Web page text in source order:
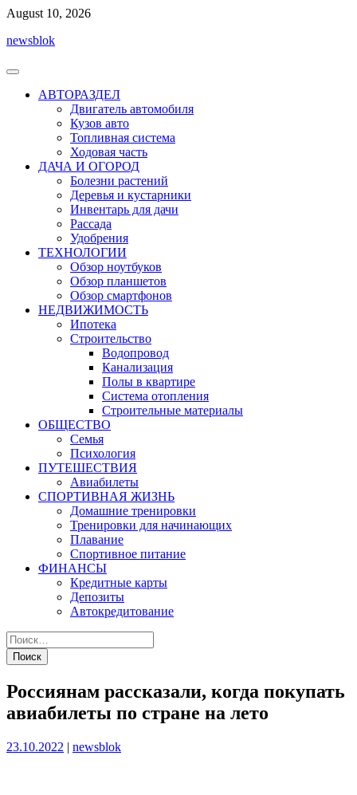
Перейти
содержимому
August 10, 2026
newsblok
АВТОРАЗДЕЛ
Двигатель автомобиля
Кузов авто
Топливная система
Ходовая часть
ДАЧА И ОГОРОД
Болезни растений
Деревья и кустарники
Инвентарь для дачи
Рассада
Удобрения
ТЕХНОЛОГИИ
Обзор ноутбуков
Обзор планшетов
Обзор смартфонов
НЕДВИЖИМОСТЬ
Ипотека
Строительство
Водопровод
Канализация
Полы в квартире
Система отопления
Строительные материалы
ОБЩЕСТВО
Семья
Психология
ПУТЕШЕСТВИЯ
Авиабилеты
СПОРТИВНАЯ ЖИЗНЬ
Домашние тренировки
Тренировки для начинающих
Плавание
Спортивное питание
ФИНАНСЫ
Кредитные карты
Депозиты
Автокредитование
Россиянам рассказали, когда покупать
авиабилеты по стране на лето
Опубликовано
23.10.2022 | Опубликовано
newsblok